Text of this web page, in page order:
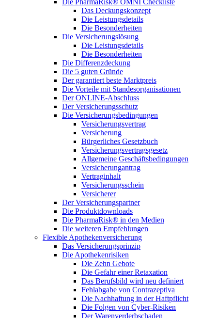
Die PharmaRisk® OMNI Checkliste
Das Deckungskonzept
Die Leistungsdetails
Die Besonderheiten
Die Versicherungslösung
Die Leistungsdetails
Die Besonderheiten
Die Differenzdeckung
Die 5 guten Gründe
Der garantiert beste Marktpreis
Die Vorteile mit Standesorganisationen
Der ONLINE-Abschluss
Der Versicherungsschutz
Die Versicherungsbedingungen
Versicherungsvertrag
Versicherung
Bürgerliches Gesetzbuch
Versicherungsvertragsgesetz
Allgemeine Geschäftsbedingungen
Versicherungantrag
Vertraginhalt
Versicherungsschein
Versicherer
Der Versicherungspartner
Die Produktdownloads
Die PharmaRisk® in den Medien
Die weiteren Empfehlungen
Flexible Apothekenversicherung
Das Versicherungsprinzip
Die Apothekenrisiken
Die Zehn Gebote
Die Gefahr einer Retaxation
Das Berufsbild wird neu definiert
Fehlabgabe von Contrazeptiva
Die Nachhaftung in der Haftpflicht
Die Folgen von Cyber-Risiken
Der Warenverderbschaden